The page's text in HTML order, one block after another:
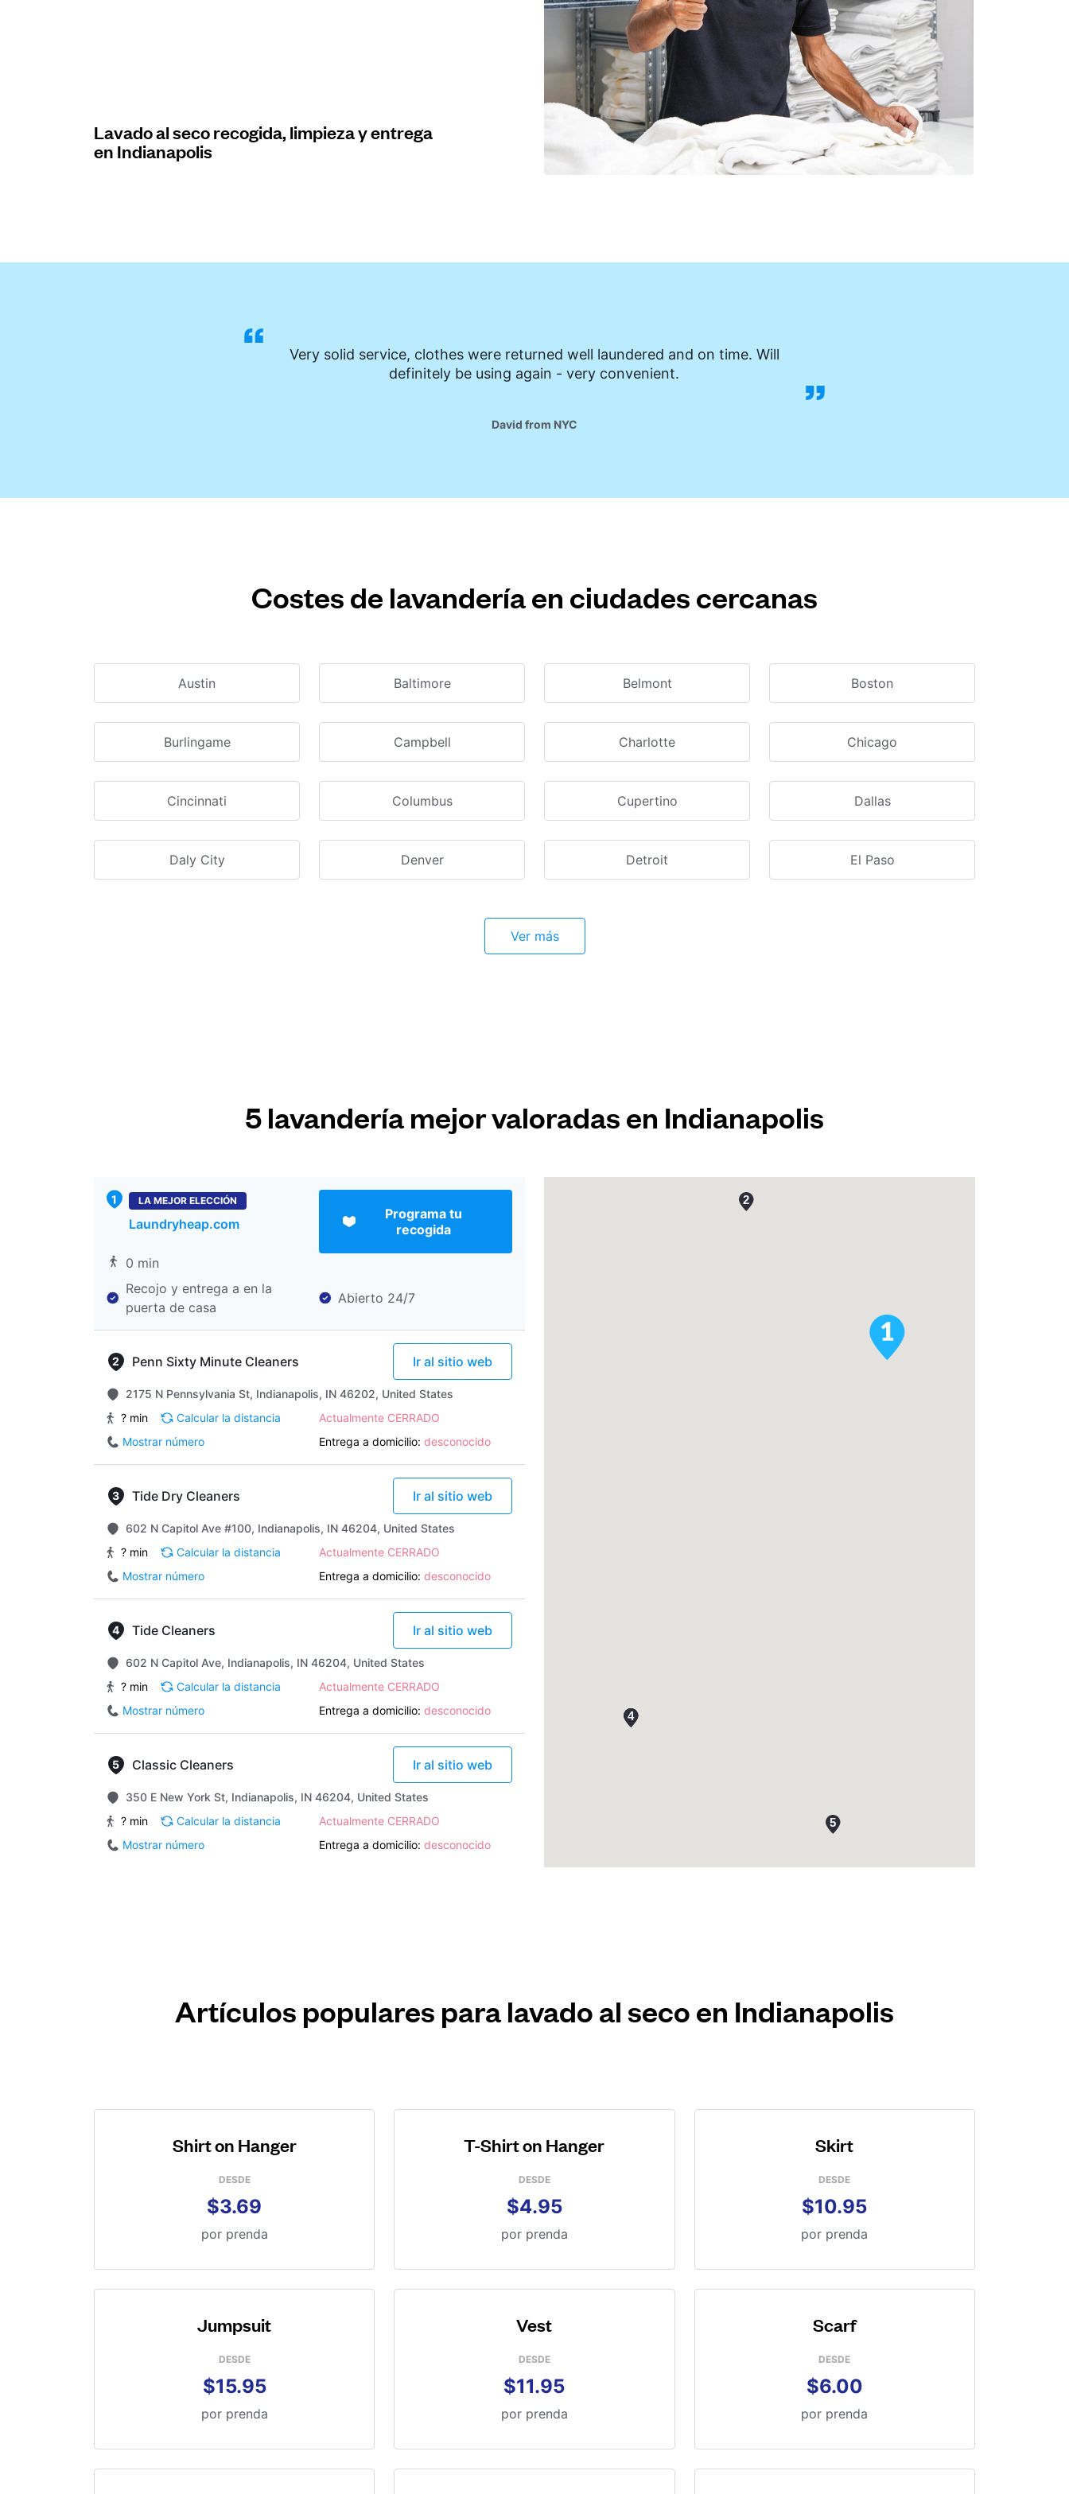
Lavado al seco recogida, limpieza y entrega
en Indianapolis
Very solid service, clothes were returned well laundered and on time. Will
definitely be using again - very convenient.
David from NYC
Costes de lavandería en ciudades cercanas
Austin Baltimore Belmont Boston
Burlingame Campbell Charlotte Chicago
Cincinnati Columbus Cupertino Dallas
Daly City Denver Detroit El Paso
Ver más
5 lavandería mejor valoradas en Indianapolis
LA MEJOR ELECCIÓN
Laundryheap.com
Programa tu
recogida
0 min
Recojo y entrega a en la
puerta de casa
Abierto 24/7
Penn Sixty Minute Cleaners Ir al sitio web
2175 N Pennsylvania St, Indianapolis, IN 46202, United States
? min
Calcular la distancia
Actualmente CERRADO
Mostrar número
Entrega a domicilio: desconocido
Tide Dry Cleaners Ir al sitio web
602 N Capitol Ave #100, Indianapolis, IN 46204, United States
? min
Calcular la distancia
Actualmente CERRADO
Mostrar número
Entrega a domicilio: desconocido
Tide Cleaners Ir al sitio web
602 N Capitol Ave, Indianapolis, IN 46204, United States
? min
Calcular la distancia
Actualmente CERRADO
Mostrar número
Entrega a domicilio: desconocido
Classic Cleaners Ir al sitio web
350 E New York St, Indianapolis, IN 46204, United States
? min
Calcular la distancia
Actualmente CERRADO
Mostrar número
Entrega a domicilio: desconocido
Artículos populares para lavado al seco en Indianapolis
Shirt on Hanger
DESDE
$3.69
por prenda
T-Shirt on Hanger
DESDE
$4.95
por prenda
Skirt
DESDE
$10.95
por prenda
Jumpsuit
DESDE
$15.95
por prenda
Vest
DESDE
$11.95
por prenda
Scarf
DESDE
$6.00
por prenda